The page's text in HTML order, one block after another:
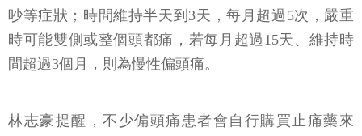
吵等症狀；時間維持半天到3天，每月超過5次，嚴重
時可能雙側或整個頭都痛，若每月超過15天、維持時
間超過3個月，則為慢性偏頭痛。
林志豪提醒，不少偏頭痛患者會自行購買止痛藥來